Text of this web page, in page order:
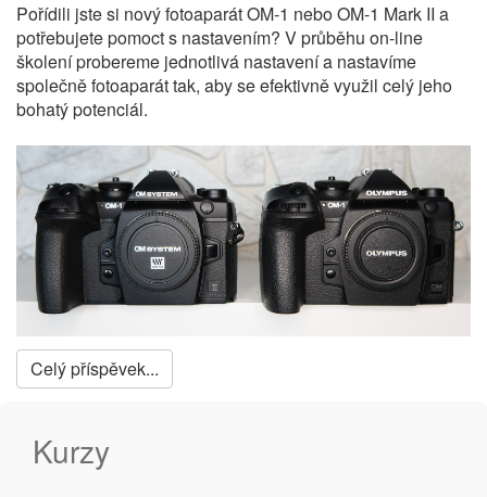
Pořídili jste si nový fotoaparát OM-1 nebo OM-1 Mark II a
potřebujete pomoct s nastavením? V průběhu on-line
školení probereme jednotlivá nastavení a nastavíme
společně fotoaparát tak, aby se efektivně využil celý jeho
bohatý potenciál.
Celý příspěvek...
Kurzy